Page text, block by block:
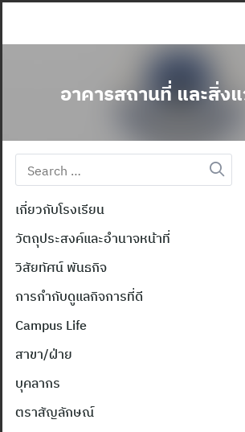
อาคารสถานที่ และสิ่ง
Search
for:
เกี่ยวกับโรงเรียน
วัตถุประสงค์และอำนาจหน้าที่
วิสัยทัศน์ พันธกิจ
การกำกับดูแลกิจการที่ดี
Campus Life
สาขา/ฝ่าย
บุคลากร
ตราสัญลักษณ์